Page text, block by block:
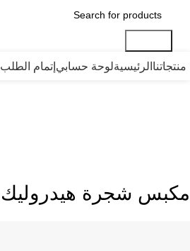
منتجاتنا الرئيسيةلوحة حسابي إتمام الطلب
مكبس شجرة هيدروليك 12 طن موديل APT TY12002